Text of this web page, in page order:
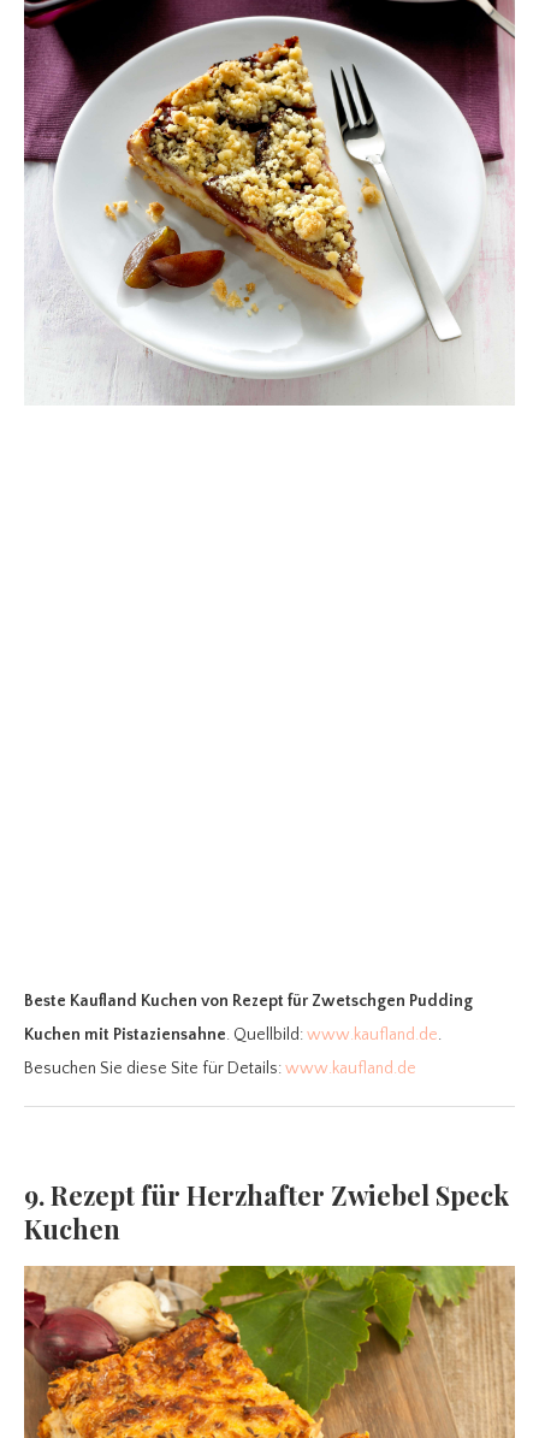
Beste Kaufland Kuchen von Rezept für Zwetschgen Pudding
Kuchen mit Pistaziensahne. Quellbild:www.kaufland.de.
Besuchen Sie diese Site für Details:www.kaufland.de
9. Rezept für Herzhafter Zwiebel Speck
Kuchen